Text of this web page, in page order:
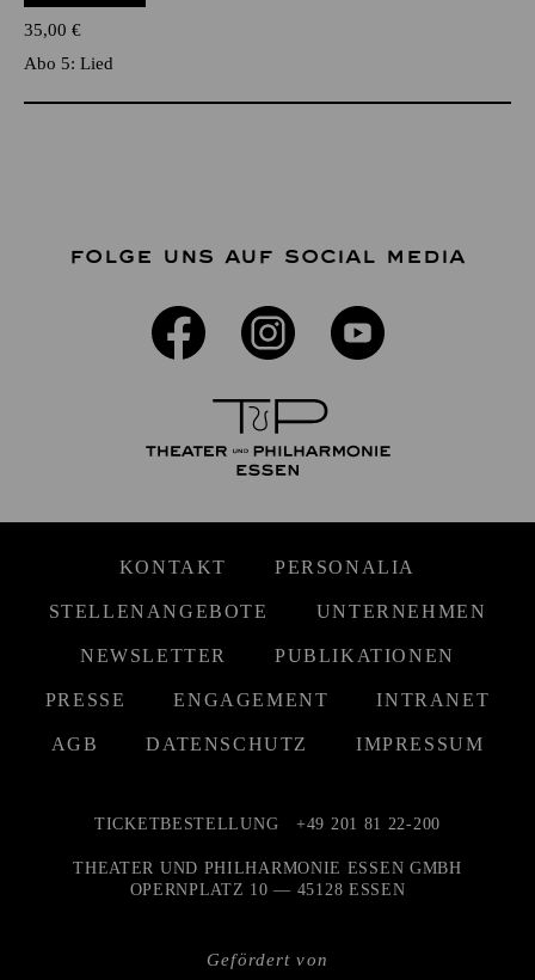
35,00 €
Abo 5: Lied
FOLGE UNS AUF SOCIAL MEDIA
KONTAKT PERSONALIA
STELLENANGEBOTE UNTERNEHMEN
NEWSLETTER PUBLIKATIONEN
PRESSE ENGAGEMENT INTRANET
AGB DATENSCHUTZ IMPRESSUM
Gefördert von
TICKETBESTELLUNG +49 201 81 22-200
THEATER UND PHILHARMONIE ESSEN GMBH
OPERNPLATZ 10 — 45128 ESSEN